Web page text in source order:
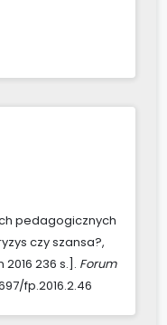
pedagogicznych
czy szansa?,
2016 236 s.]. Forum
fp.2016.2.46